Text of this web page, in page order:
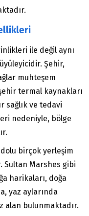
ile değil aynı
Şehir,
muhteşem
termal kaynakları
sağlık ve tedavi
nedeniyle, bölge
birçok yerleşim
Sultan Marshes gibi
harikaları, doğa
yaz aylarında
alan bulunmaktadır.